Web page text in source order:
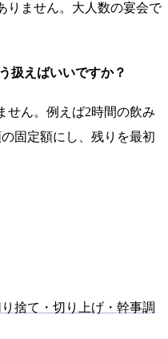
りません。大人数の宴会で
扱えばいいですか？
せん。例えば2時間の飲み
固定額にし、残りを最初
捨て・切り上げ・幹事調